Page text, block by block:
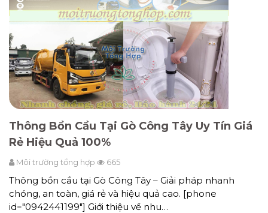
Thông Bồn Cầu Tại Gò Công Tây Uy Tín Giá
Rẻ Hiệu Quả 100%
Môi trường tổng hợp 665
Thông bồn cầu tại Gò Công Tây – Giải pháp nhanh
chóng, an toàn, giá rẻ và hiệu quả cao. [phone
id="0942441199"] Giới thiệu về nhu…